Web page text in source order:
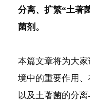
分离、扩繁“土著
菌剂。
本篇文章将为大
境中的重要作用、
以及土著菌的分